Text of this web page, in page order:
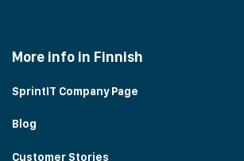
More info in Finnish
SprintIT Company Page
Blog
Customer Stories